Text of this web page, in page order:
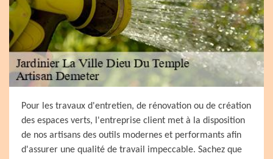
Pour les travaux d'entretien, de rénovation ou de création
des espaces verts, l'entreprise client met à la disposition
de nos artisans des outils modernes et performants afin
d'assurer une qualité de travail impeccable. Sachez que